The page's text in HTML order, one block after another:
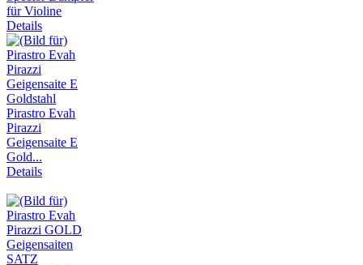
für Violine
Details
Pirastro Evah
Pirazzi
Geigensaite E
Gold...
Details